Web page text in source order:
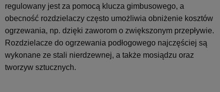
regulowany jest za pomocą klucza gimbusowego, a
obecność rozdzielaczy często umożliwia obniżenie kosztów
ogrzewania, np. dzięki zaworom o zwiększonym przepływie.
Rozdzielacze do ogrzewania podłogowego najczęściej są
wykonane ze stali nierdzewnej, a także mosiądzu oraz
tworzyw sztucznych.